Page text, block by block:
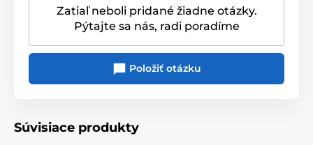
Zatiaľ neboli pridané žiadne otázky.
Pýtajte sa nás, radi poradíme
Položiť otázku
Súvisiace produkty